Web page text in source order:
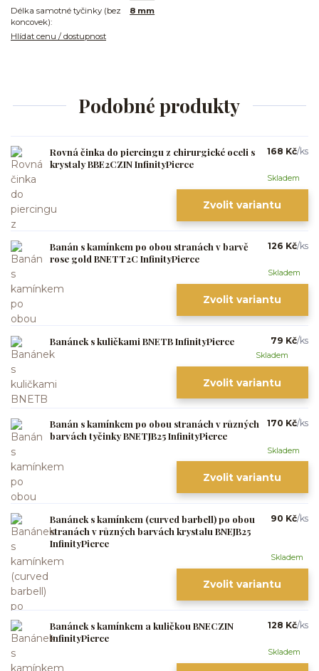
Délka samotné tyčinky (bez
koncovek):
8 mm
Hlídat cenu / dostupnost
Podobné produkty
Rovná činka do piercingu z chirurgické oceli s
krystaly BBE2CZIN InfinityPierce
168 Kč/ks
Skladem
Zvolit variantu
Banán s kamínkem po obou stranách v barvě
rose gold BNETT2C InfinityPierce
126 Kč/ks
Skladem
Zvolit variantu
Banánek s kuličkami BNETB InfinityPierce 79 Kč/ks
Skladem
Zvolit variantu
Banán s kamínkem po obou stranách v různých
barvách tyčinky BNETJB25 InfinityPierce
170 Kč/ks
Skladem
Zvolit variantu
Banánek s kamínkem (curved barbell) po obou
stranách v různých barvách krystalu BNEJB25
InfinityPierce
90 Kč/ks
Skladem
Zvolit variantu
Banánek s kamínkem a kuličkou BNECZIN
InfinityPierce
128 Kč/ks
Skladem